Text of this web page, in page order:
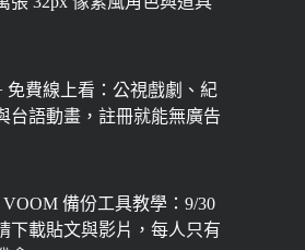
免費線上看：公視戲劇、紀
台語動畫，註冊就能無廣告
備份工具教學：9/30
下載貼文與影片，每人只有